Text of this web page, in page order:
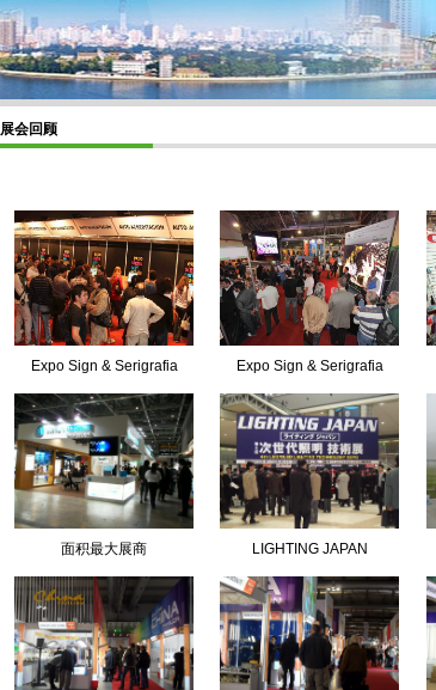
展会回顾
Expo Sign & Serigrafia Expo Sign & Serigrafia
面积最大展商 LIGHTING JAPAN